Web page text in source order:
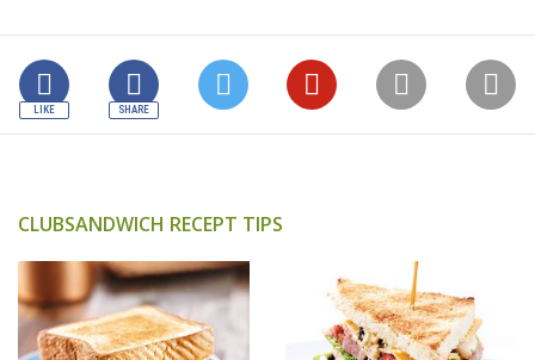
CLUBSANDWICH RECEPT TIPS